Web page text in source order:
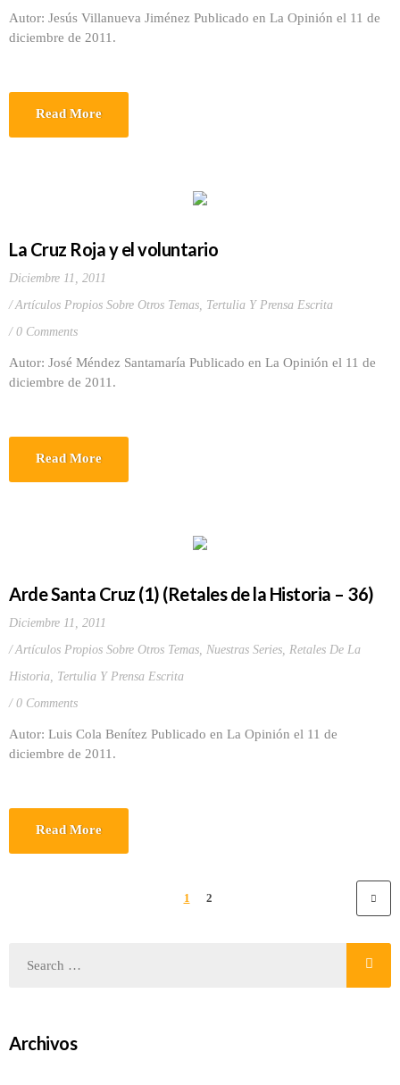
Autor: Jesús Villanueva Jiménez Publicado en La Opinión el 11 de
diciembre de 2011.
Read More
La Cruz Roja y el voluntario
Diciembre 11, 2011
Artículos Propios Sobre Otros Temas, Tertulia Y Prensa Escrita
0 Comments
Autor: José Méndez Santamaría Publicado en La Opinión el 11 de
diciembre de 2011.
Read More
Arde Santa Cruz (1) (Retales de la Historia – 36)
Diciembre 11, 2011
Artículos Propios Sobre Otros Temas, Nuestras Series, Retales De La
Historia, Tertulia Y Prensa Escrita
0 Comments
Autor: Luis Cola Benítez Publicado en La Opinión el 11 de
diciembre de 2011.
Read More
1 2
Archivos